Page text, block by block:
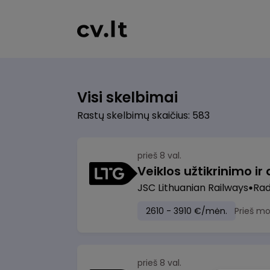
Visi skelbimai
Rastų skelbimų skaičius: 583
prieš 8 val.
JSC Lithuanian Railways
2610 - 3910 €/mėn. Prieš
prieš 8 val.